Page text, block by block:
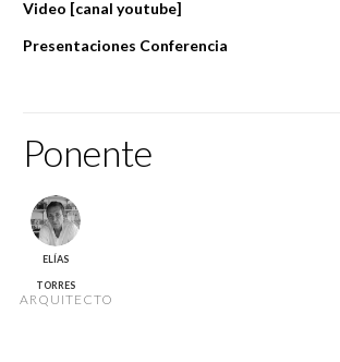
Video [canal youtube]
Presentaciones Conferencia
Ponente
ELÍAS
TORRES
ARQUITECTO